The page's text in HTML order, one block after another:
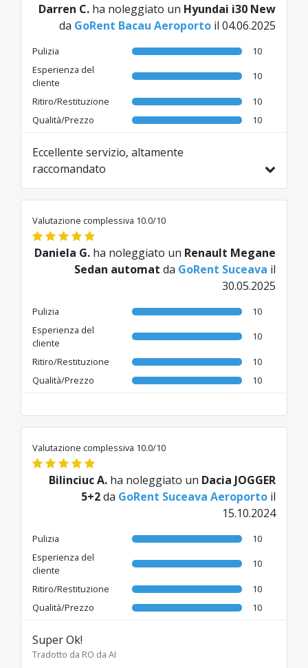
Darren C. ha noleggiato un Hyundai i30 New
da GoRent Bacau Aeroporto il 04.06.2025
Pulizia
10
Esperienza del
cliente
10
Ritiro/Restituzione
10
Qualità/Prezzo
10
Eccellente servizio, altamente
raccomandato
Valutazione complessiva 10.0/10
Daniela G. ha noleggiato un Renault Megane
Sedan automat da GoRent Suceava il
30.05.2025
Pulizia
10
Esperienza del
cliente
10
Ritiro/Restituzione
10
Qualità/Prezzo
10
Valutazione complessiva 10.0/10
Bilinciuc A. ha noleggiato un Dacia JOGGER
5+2da GoRent Suceava Aeroporto il
15.10.2024
Pulizia
10
Esperienza del
cliente
10
Ritiro/Restituzione
10
Qualità/Prezzo
10
Super Ok!
Tradotto da RO da AI